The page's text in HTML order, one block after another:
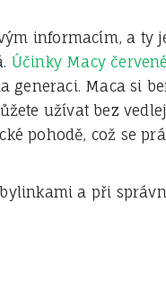
informacím, a
Účinky Macy
Maca si
užívat bez
pohodě, což se
a při